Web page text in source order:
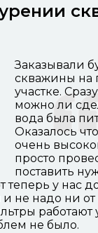
Заказывали
скважины на
участке.
можно ли
вода была
Оказалось
очень
просто
поставить
теперь у нас
не надо ни от
работают
не было.